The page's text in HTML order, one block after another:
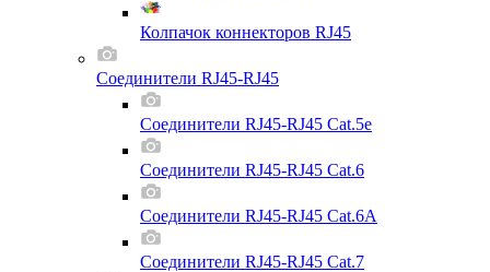
Колпачок коннекторов RJ45
Соединители RJ45-RJ45
Соединители RJ45-RJ45 Cat.5e
Соединители RJ45-RJ45 Cat.6
Соединители RJ45-RJ45 Cat.6A
Соединители RJ45-RJ45 Cat.7